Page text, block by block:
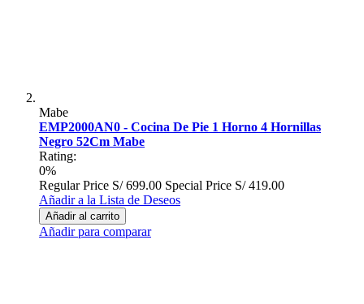
Mabe
EMP2000AN0 - Cocina De Pie 1 Horno 4 Hornillas
Negro 52Cm Mabe
Rating:
0%
Regular Price S/ 699.00 Special Price S/ 419.00
Añadir a la Lista de Deseos
Añadir al carrito
Añadir para comparar